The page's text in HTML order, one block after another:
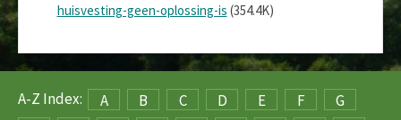
huisvesting-geen-oplossing-is (354.4K)
A-Z Index: A B C D E F
G